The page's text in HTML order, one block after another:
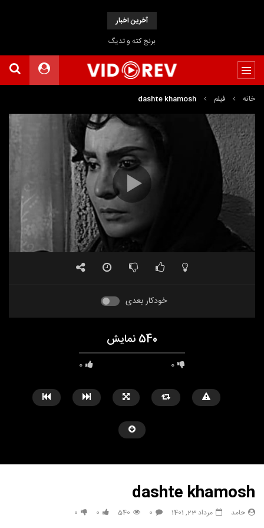
آخرین اخبار
برنج کته و تدیگ
خانه فیلم dashte khamosh
نمایشگر
ویدیو
Media error: Format(s) not supported or source(s) not found
https://www.uploadbag.com/ofiles/08594065f546fae666588692af6c995e/Dashte-
خودکار بعدی
540 نمایش
0 0
dashte khamosh
حامد مرداد 23, 1401 0
540
0
0